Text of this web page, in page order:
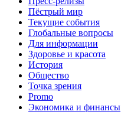
Пёстрый мир
Текущие события
Глобальные вопросы
Для информации
Здоровье и красота
История
Общество
Точка зрения
Promo
Экономика и финансы